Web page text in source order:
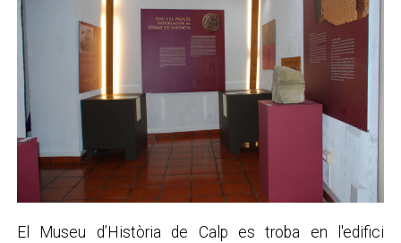
El Museu d’Història de Calp es troba en l'edifici